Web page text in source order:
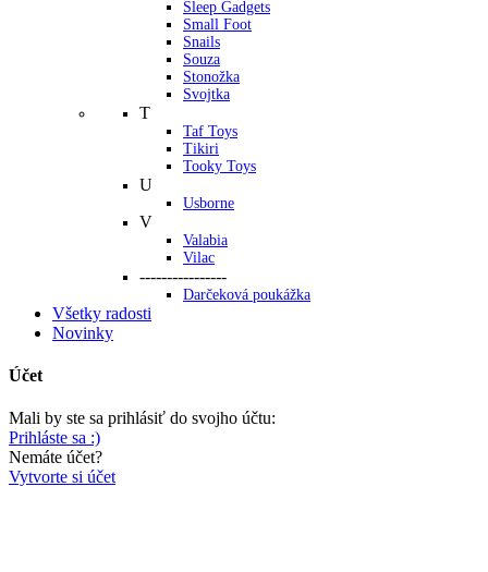
Sleep Gadgets
Small Foot
Snails
Souza
Stonožka
Svojtka
T
Taf Toys
Tikiri
Tooky Toys
U
Usborne
V
Valabia
Vilac
----------------
Darčeková poukážka
Všetky radosti
Novinky
Účet
Mali by ste sa prihlásiť do svojho účtu:
Prihláste sa :)
Nemáte účet?
Vytvorte si účet